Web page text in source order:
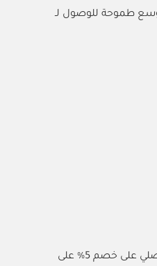
اللي تبيعها أصلية ومضمونة 100%. وعندهم خطة توسع طموحة للوصول لـ
وإذا كنتي تبين تحصلين على تجربة تسوق أفضل وأوفر، استخدمي كود خصم اي براند (ACC) من منصة كل الكوبونات واحصلي على خصم 5% على